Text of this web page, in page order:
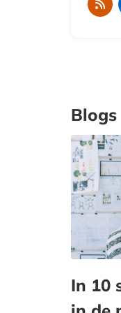
In 10